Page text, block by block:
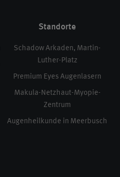
Standorte
Schadow Arkaden, Martin-
Luther-Platz
Premium Eyes Augenlasern
Makula-Netzhaut-Myopie-
Zentrum
Augenheilkunde in Meerbusch